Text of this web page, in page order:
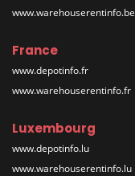
www.warehouserentinfo.be
France
www.depotinfo.fr
www.warehouserentinfo.fr
Luxembourg
www.depotinfo.lu
www.warehouserentinfo.lu